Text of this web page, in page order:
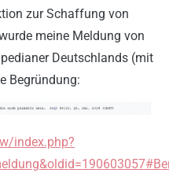
zur Schaffung von
meine Meldung von
Deutschlands (mit
Begründung:
index.php?